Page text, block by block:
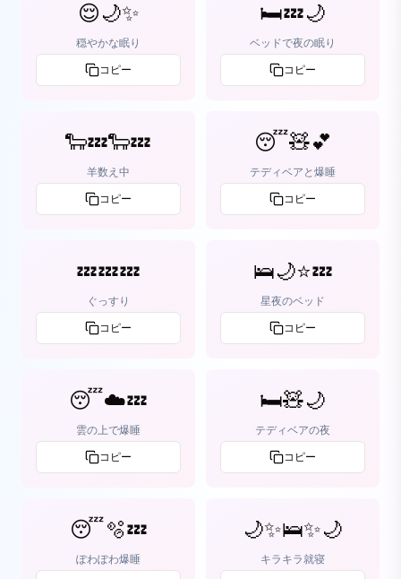
😌🌙✨
穏やかな眠り
コピー
🛏️💤🌙
ベッドで夜の眠り
コピー
🐑💤🐑💤
羊数え中
コピー
😴🧸💕
テディベアと爆睡
コピー
💤💤💤
ぐっすり
コピー
🛌🌙⭐💤
星夜のベッド
コピー
😴☁️💤
雲の上で爆睡
コピー
🛏️🧸🌙
テディベアの夜
コピー
😴🫧💤
ぽわぽわ爆睡
🌙✨🛌✨🌙
キラキラ就寝